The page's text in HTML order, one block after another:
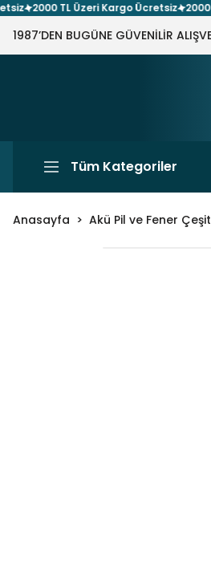
2000 TL Üzeri Kargo Ücretsiz 2000 TL
1987’DEN BUGÜNE GÜVENİLİR
Tüm Kategoriler
Anasayfa Akü Pil ve Fener